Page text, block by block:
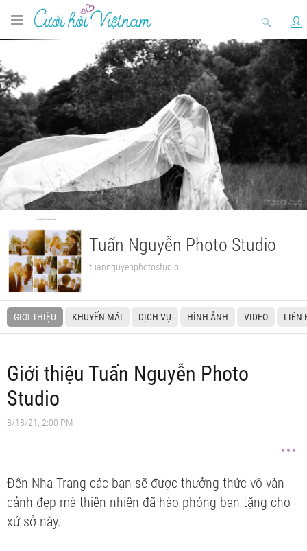
Tuấn Nguyễn Photo Studio
tuannguyenphotostudio
GIỚI THIỆU KHUYẾN MÃI DỊCH VỤ HÌNH ẢNH VIDEO LIÊN
Giới thiệu Tuấn Nguyễn Photo
Studio
8/18/21, 2:00 PM
Đến Nha Trang các bạn sẽ được thưởng thức vô vàn
cảnh đẹp mà thiên nhiên đã hào phóng ban tặng cho
xứ sở này.